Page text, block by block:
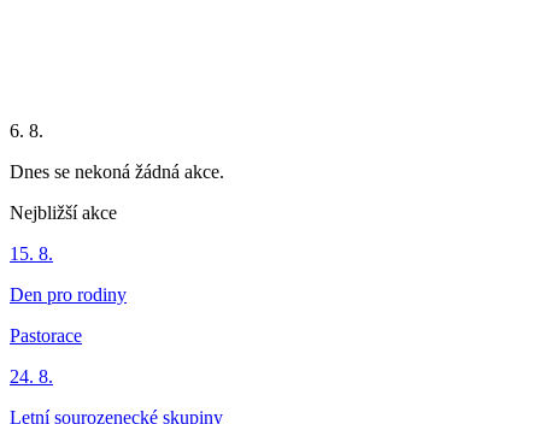
6. 8.
Dnes se nekoná žádná akce.
Nejbližší akce
15. 8.
Den pro rodiny
Pastorace
24. 8.
Letní sourozenecké skupiny